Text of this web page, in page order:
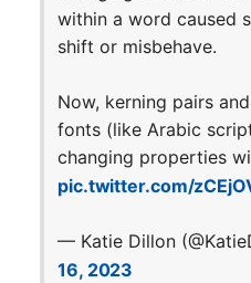
within a word caused
shift or misbehave.
Now, kerning pairs
fonts (like Arabic
changing properties
pic.twitter.com/
— Katie Dillon
16, 2023